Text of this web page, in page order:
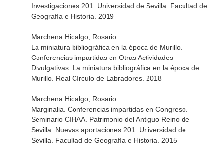
Investigaciones 201. Universidad de Sevilla. Facultad de
Geografía e Historia. 2019
Marchena Hidalgo, Rosario:
La miniatura bibliográfica en la época de Murillo.
Conferencias impartidas en Otras Actividades
Divulgativas. La miniatura bibliográfica en la época de
Murillo. Real Círculo de Labradores. 2018
Marchena Hidalgo, Rosario:
Marginalia. Conferencias impartidas en Congreso.
Seminario CIHAA. Patrimonio del Antiguo Reino de
Sevilla. Nuevas aportaciones 201. Universidad de
Sevilla. Facultad de Geografía e Historia. 2015